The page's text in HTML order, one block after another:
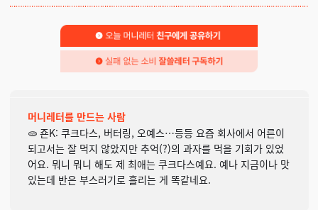
머니레터를 만드는 사람
🫓 죤K: 쿠크다스, 버터링, 오예스…등등 요즘 회사에서 어른이
되고서는 잘 먹지 않았지만 추억(?)의 과자를 먹을 기회가 있었
어요. 뭐니 뭐니 해도 제 최애는 쿠크다스예요. 예나 지금이나 맛
있는데 반은 부스러기로 흘리는 게 똑같네요.